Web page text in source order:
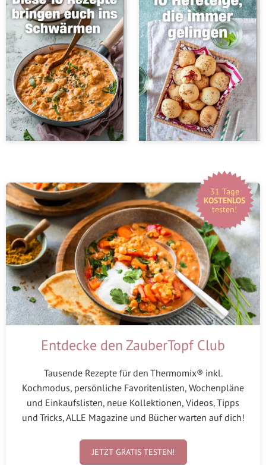
31 Tage
KOSTENLOS
testen!
Entdecke den ZauberTopf Club
Tausende Rezepte für den Thermomix® inkl.
Kochmodus, persönliche Favoritenlisten, Wochenpläne
und Einkaufslisten, neue Kollektionen, Videos, Tipps
und Tricks, ALLE Magazine und Bücher warten auf dich!
JETZT GRATIS TESTEN!